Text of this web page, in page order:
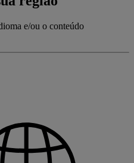
e/ou o conteúdo